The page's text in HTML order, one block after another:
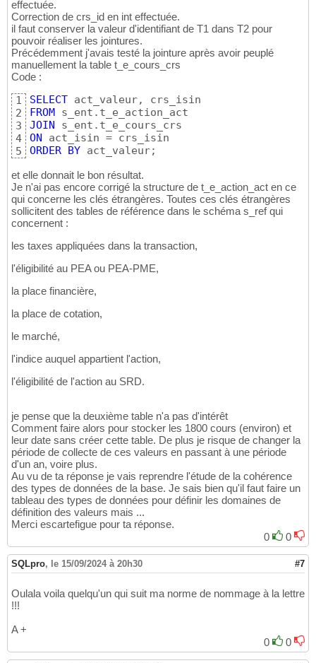
22
23
24
25
26
27
insert
into t_e_cours_crs ( crs_id, crs_isin
select act_id
from
where
effectuée.
Correction de crs_id en int effectuée.
il faut conserver la valeur d'identifiant de T1 dans T2 pour
pouvoir réaliser les jointures.
Précédemment j'avais testé la jointure après avoir peuplé
manuellement la table t_e_cours_crs
Code :
1
2
3
4
5
SELECT
FROM
JOIN
ON
ORDER
BY act_valeur;
et elle donnait le bon résultat.
Je n'ai pas encore corrigé la structure de t_e_action_act en ce
qui concerne les clés étrangères. Toutes ces clés étrangères
sollicitent des tables de référence dans le schéma s_ref qui
concernent :
les taxes appliquées dans la transaction,
l'éligibilité au PEA ou PEA-PME,
la place financière,
la place de cotation,
le marché,
l'indice auquel appartient l'action,
l'éligibilité de l'action au SRD.
je pense que la deuxième table n'a pas d'intérêt
Comment faire alors pour stocker les 1800 cours (environ) et
leur date sans créer cette table. De plus je risque de changer la
période de collecte de ces valeurs en passant à une période
d'un an, voire plus.
Au vu de ta réponse je vais reprendre l'étude de la cohérence
des types de données de la base. Je sais bien qu'il faut faire un
tableau des types de données pour définir les domaines de
définition des valeurs mais ...
Merci escartefigue pour ta réponse.
0
0
SQLpro, le 15/09/2024 à 20h30 #7
Oulala voila quelqu'un qui suit ma norme de nommage à la lettre
!!!
A +
0
0